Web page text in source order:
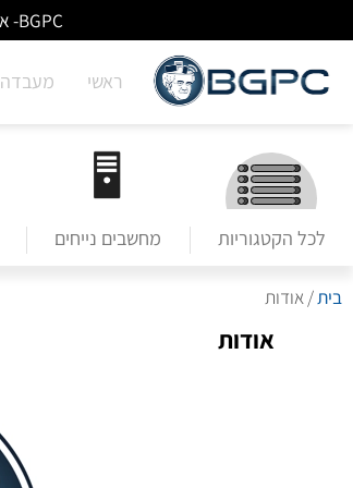
BGPC- אתר מכירות זה אינו פעיל/מעודכן - לא ניתן לבצע הזמנות באתר. למעבר לשירותי מעבדה לחצו על הבאנר הראשי בעמוד הבית.
ראשי מעבדה
לכל הקטגוריות מחשבים נייחים
בית/ אודות
אודות